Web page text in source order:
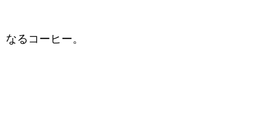
なるコーヒー。